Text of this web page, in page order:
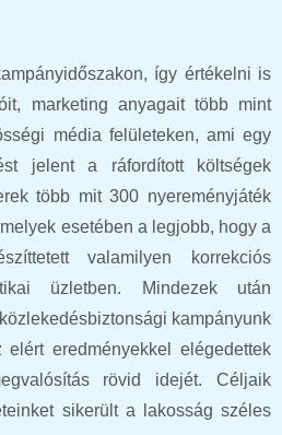
így értékelni is
marketing anyagait több mint
média felületeken, ami egy
jelent a ráfordított költségek
több mit 300 nyereményjáték
esetében a legjobb, hogy a
valamilyen korrekciós
üzletben. Mindezek után
kampányunk
eredményekkel elégedettek
rövid idejét. Céljaik
sikerült a lakosság széles